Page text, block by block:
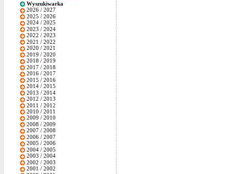
Wyszukiwarka
2026 / 2027
2025 / 2026
2024 / 2025
2023 / 2024
2022 / 2023
2021 / 2022
2020 / 2021
2019 / 2020
2018 / 2019
2017 / 2018
2016 / 2017
2015 / 2016
2014 / 2015
2013 / 2014
2012 / 2013
2011 / 2012
2010 / 2011
2009 / 2010
2008 / 2009
2007 / 2008
2006 / 2007
2005 / 2006
2004 / 2005
2003 / 2004
2002 / 2003
2001 / 2002